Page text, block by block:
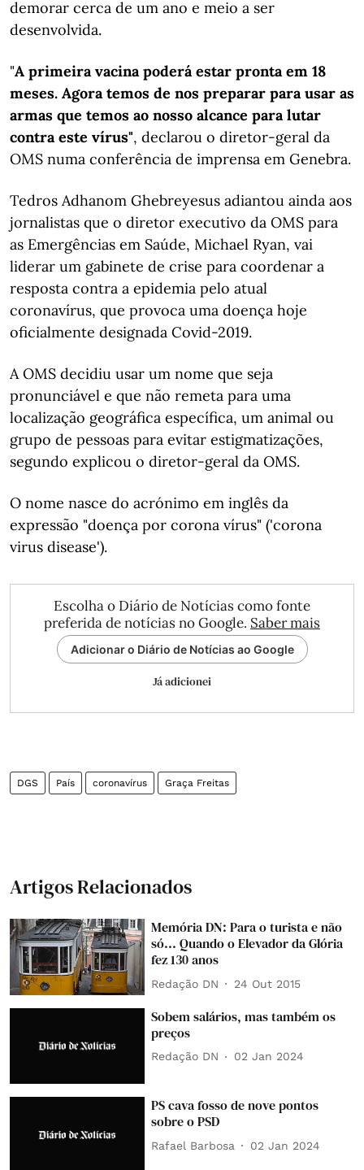
demorar cerca de um ano e meio a ser
desenvolvida.
"A primeira vacina poderá estar pronta em 18
meses. Agora temos de nos preparar para usar as
armas que temos ao nosso alcance para lutar
contra este vírus", declarou o diretor-geral da
OMS numa conferência de imprensa em Genebra.
Tedros Adhanom Ghebreyesus adiantou ainda aos
jornalistas que o diretor executivo da OMS para
as Emergências em Saúde, Michael Ryan, vai
liderar um gabinete de crise para coordenar a
resposta contra a epidemia pelo atual
coronavírus, que provoca uma doença hoje
oficialmente designada Covid-2019.
A OMS decidiu usar um nome que seja
pronunciável e que não remeta para uma
localização geográfica específica, um animal ou
grupo de pessoas para evitar estigmatizações,
segundo explicou o diretor-geral da OMS.
O nome nasce do acrónimo em inglês da
expressão "doença por corona vírus" ('corona
virus disease').
Escolha o Diário de Notícias como fonte
preferida de notícias no Google. Saber mais
Adicionar o Diário de Notícias ao Google
Já adicionei
DGS País coronavírus Graça Freitas
Artigos Relacionados
Memória DN: Para o turista e não
só... Quando o Elevador da Glória
fez 130 anos
Redação DN 24 Out 2015
Sobem salários, mas também os
preços
Redação DN 02 Jan 2024
PS cava fosso de nove pontos
sobre o PSD
Rafael Barbosa 02 Jan 2024